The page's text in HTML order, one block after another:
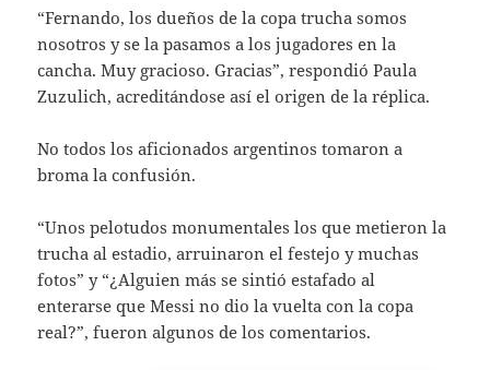
“Fernando, los dueños de la copa trucha somos
nosotros y se la pasamos a los jugadores en la
cancha. Muy gracioso. Gracias”, respondió Paula
Zuzulich, acreditándose así el origen de la réplica.
No todos los aficionados argentinos tomaron a
broma la confusión.
“Unos pelotudos monumentales los que metieron la
trucha al estadio, arruinaron el festejo y muchas
fotos” y “¿Alguien más se sintió estafado al
enterarse que Messi no dio la vuelta con la copa
real?”, fueron algunos de los comentarios.